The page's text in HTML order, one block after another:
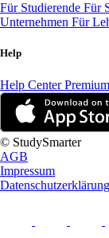
Für Studierende Für
Unternehmen Für
Help
Help Center
© StudySmarter
AGB
Impressum
Datenschutzerklärung